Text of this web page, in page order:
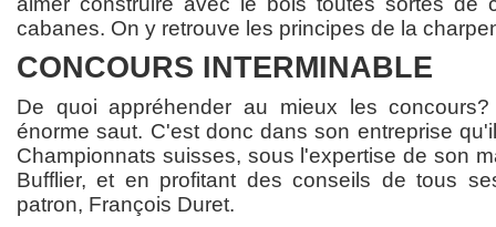
cabanes. On y retrouve les principes de la
CONCOURS INTERMINABLE
De quoi appréhender au mieux les
énorme saut. C'est donc dans son entreprise
Championnats suisses, sous l'expertise de son
Bufflier, et en profitant des conseils de tous
patron, François Duret.